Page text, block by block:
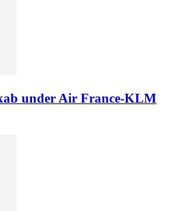
under Air France-KLM